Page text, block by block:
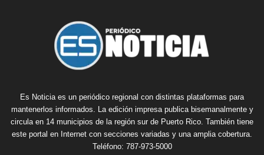
Es Noticia es un periódico regional con distintas plataformas para
mantenerlos informados. La edición impresa publica bisemanalmente y
circula en 14 municipios de la región sur de Puerto Rico. También tiene
este portal en Internet con secciones variadas y una amplia cobertura.
Teléfono: 787-973-5000